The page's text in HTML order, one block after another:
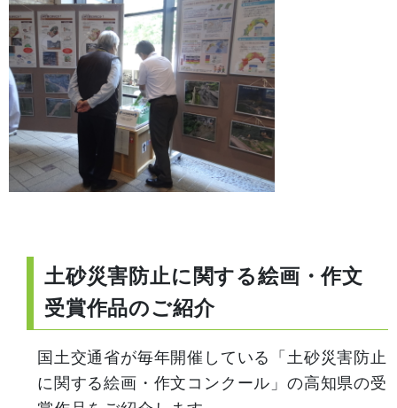
土砂災害防止に関する絵画・作文
受賞作品のご紹介
国土交通省が毎年開催している「土砂災害防止
に関する絵画・作文コンクール」の高知県の受